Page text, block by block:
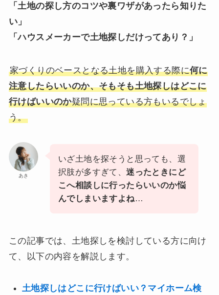
「土地の探し方のコツや裏ワザがあったら知りた
い」
「ハウスメーカーで土地探しだけってあり？」
家づくりのベースとなる土地を購入する際に何に
注意したらいいのか、そもそも土地探しはどこに
行けばいいのか疑問に思っている方もいるでしょ
う。
あき
いざ土地を探そうと思っても、選
択肢が多すぎて、迷ったときにど
こへ相談しに行ったらいいのか悩
んでしまいますよね…
この記事では、土地探しを検討している方に向け
て、以下の内容を解説します。
土地探しはどこに行けばいい？マイホーム検